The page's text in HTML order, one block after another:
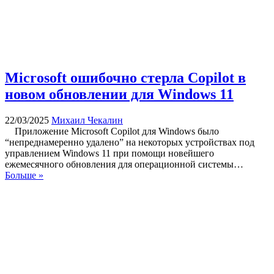
Microsoft ошибочно стерла Copilot в
новом обновлении для Windows 11
22/03/2025 Михаил Чекалин
Приложение Microsoft Copilot для Windows было
“непреднамеренно удалено” на некоторых устройствах под
управлением Windows 11 при помощи новейшего
ежемесячного обновления для операционной системы…
Больше »